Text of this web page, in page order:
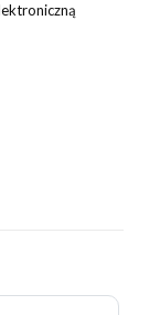
Wymagane pola